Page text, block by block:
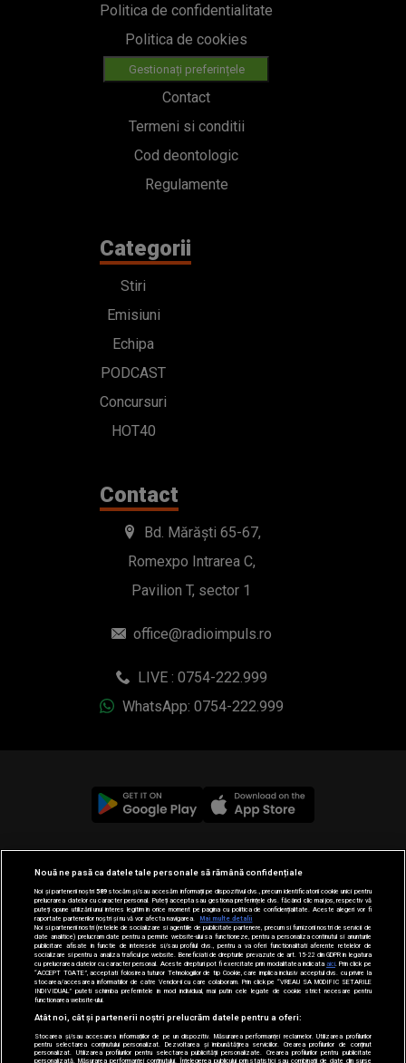
Politica de confidentialitate
Politica de cookies
Gestionați preferințele
Contact
Termeni si conditii
Cod deontologic
Regulamente
Categorii
Stiri
Emisiuni
Echipa
PODCAST
Concursuri
HOT40
Contact
Bd. Mărăști 65-67,
Romexpo Intrarea C,
Pavilion T, sector 1
office@radioimpuls.ro
LIVE : 0754-222.999
WhatsApp: 0754-222.999
© 2019-2026 DOGAN MEDIA INTERNATIONAL SA, Toate
drepturile rezervate.
Nouă ne pasă ca datele tale personale să rămână confidențiale
Noi și partenerii noștri589stocăm și/sau accesăm informații pe dispozitivul dvs., precum identificatorii cookie unici pentru
prelucrarea datelor cu caracter personal. Puteți accepta sau gestiona preferințele dvs. făcând clic mai jos, respectiv vă
puteți opune utilizării unui interes legitim în orice moment pe pagina cu politica de confidențialitate. Aceste alegeri vor fi
raportate partenerilor noștri și nu vă vor afecta navigarea.
Mai multe detalii
Noi si partenerii nostri (retelele de socializare si agentiile de publicitate partenere, precum si furnizorii nostri de servicii de
date analitice) prelucram date pentru a permite website-ului sa functioneze, pentru a personaliza continutul si anunturile
publicitare afisate in functie de interesele si/sau profilul dvs., pentru a va oferi functionalitati aferente retelelor de
socializare si pentru a analiza traficul pe website. Beneficiati de drepturile prevazute de art. 15-22 din GDPR in legatura
cu prelucrarea datelor cu caracter personal. Aceste drepturi pot fi exercitate prin modalitatea indicataaici . Prin click pe
“ACCEPT TOATE”, acceptati folosirea tuturor Tehnologiilor de tip Cookie, care implica inclusiv acceptul dvs. cu privire la
stocarea/accesarea informatiilor de catre Vendor-ii cu care colaboram. Prin click pe “VREAU SA MODIFIC SETARILE
INDIVIDUAL” puteti schimba preferintele in mod individual, mai putin cele legate de cookie strict necesare pentru
functionarea website-ului.
Atât noi, cât și partenerii noștri prelucrăm datele pentru a oferi:
Stocarea și/sau accesarea informațiilor de pe un dispozitiv. Măsurarea performanței reclamelor. Utilizarea profilurilor
pentru selectarea conținutului personalizat. Dezvoltarea și îmbunătățirea serviciilor. Crearea profilurilor de conținut
personalizat. Utilizarea profilurilor pentru selectarea publicității personalizate. Crearea profilurilor pentru publicitate
personalizată. Măsurarea performanței conținutului. Înțelegerea publicului prin statistici sau combinații de date din surse